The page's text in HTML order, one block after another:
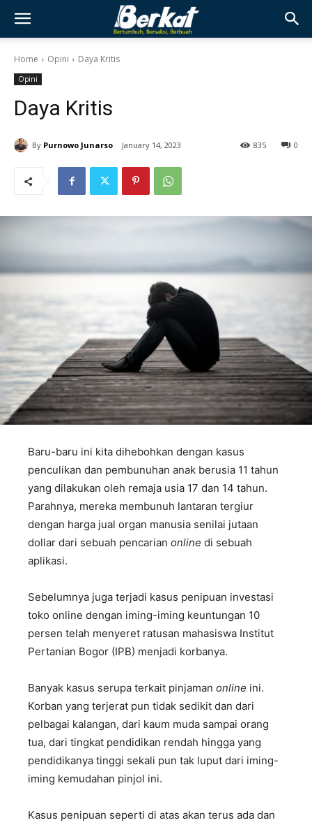
Home Opini Daya Kritis
Opini
Daya Kritis
By Purnowo Junarso January 14, 2023 0
835
Baru-baru ini kita dihebohkan dengan kasus
penculikan dan pembunuhan anak berusia 11 tahun
yang dilakukan oleh remaja usia 17 dan 14 tahun.
Parahnya, mereka membunuh lantaran tergiur
dengan harga jual organ manusia senilai jutaan
dollar dari sebuah pencarian online di sebuah
aplikasi.
Sebelumnya juga terjadi kasus penipuan investasi
toko online dengan iming-iming keuntungan 10
persen telah menyeret ratusan mahasiswa Institut
Pertanian Bogor (IPB) menjadi korbanya.
Banyak kasus serupa terkait pinjaman online ini.
Korban yang terjerat pun tidak sedikit dan dari
pelbagai kalangan, dari kaum muda sampai orang
tua, dari tingkat pendidikan rendah hingga yang
pendidikanya tinggi sekali pun tak luput dari iming-
iming kemudahan pinjol ini.
Kasus penipuan seperti di atas akan terus ada dan